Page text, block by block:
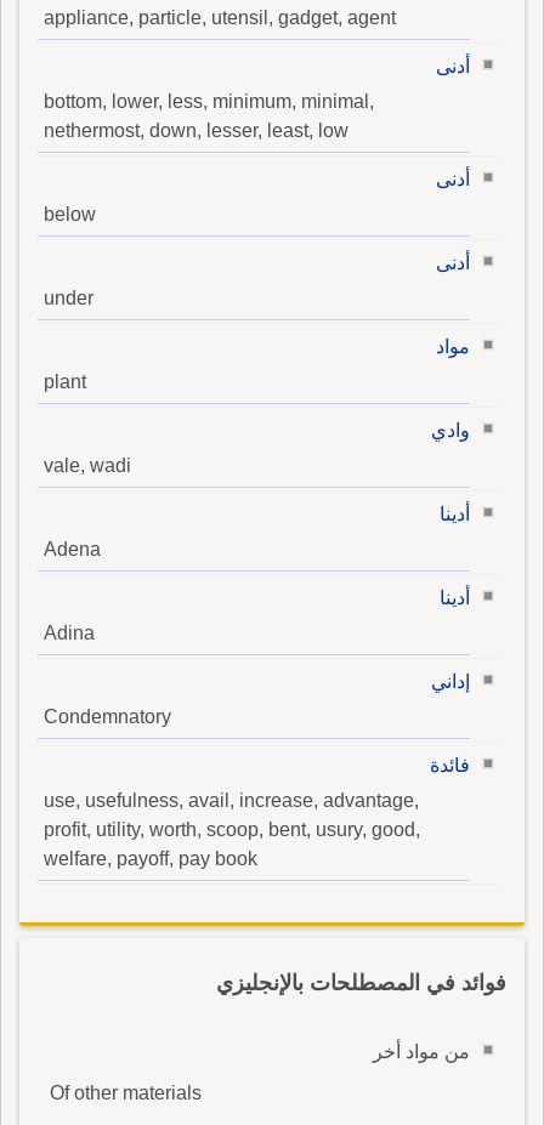
appliance, particle, utensil, gadget, agent
أدنى
bottom, lower, less, minimum, minimal,
nethermost, down, lesser, least, low
أدنى
below
أدنى
under
مواد
plant
وادي
vale, wadi
أدينا
Adena
أدينا
Adina
إداني
Condemnatory
فائدة
use, usefulness, avail, increase, advantage,
profit, utility, worth, scoop, bent, usury, good,
welfare, payoff, pay book
فوائد في المصطلحات بالإنجليزي
من مواد أخر
Of other materials